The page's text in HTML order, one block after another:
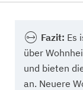
Fazit: Es
über
und bieten
an. Neuere